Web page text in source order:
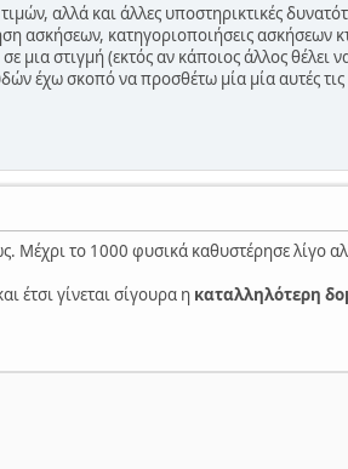
αλλά και άλλες υποστηρικτικές
ασκήσεων, κατηγοριοποιήσεις ασκήσεων
στιγμή (εκτός αν κάποιος άλλος θέλει
έχω σκοπό να προσθέτω μία μία αυτές τις
Μέχρι το 1000 φυσικά καθυστέρησε λίγο
έτσι γίνεται σίγουρα η καταλληλότερη